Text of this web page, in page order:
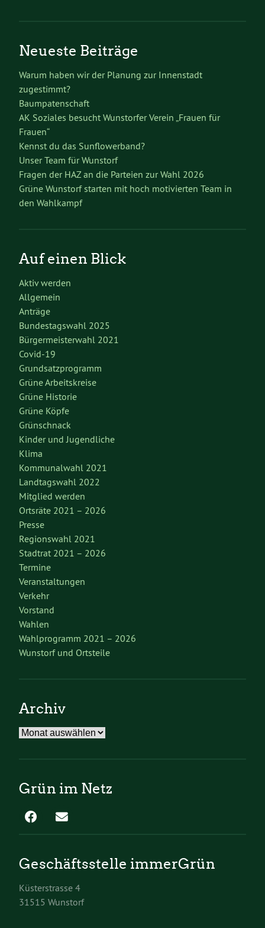
Neueste Beiträge
Warum haben wir der Planung zur Innenstadt
zugestimmt?
Baumpatenschaft
AK Soziales besucht Wunstorfer Verein „Frauen für
Frauen“
Kennst du das Sunflowerband?
Unser Team für Wunstorf
Fragen der HAZ an die Parteien zur Wahl 2026
Grüne Wunstorf starten mit hoch motivierten Team in
den Wahlkampf
Auf einen Blick
Aktiv werden
Allgemein
Anträge
Bundestagswahl 2025
Bürgermeisterwahl 2021
Covid-19
Grundsatzprogramm
Grüne Arbeitskreise
Grüne Historie
Grüne Köpfe
Grünschnack
Kinder und Jugendliche
Klima
Kommunalwahl 2021
Landtagswahl 2022
Mitglied werden
Ortsräte 2021 – 2026
Presse
Regionswahl 2021
Stadtrat 2021 – 2026
Termine
Veranstaltungen
Verkehr
Vorstand
Wahlen
Wahlprogramm 2021 – 2026
Wunstorf und Ortsteile
Archiv
Archiv
Grün im Netz
Geschäftsstelle immerGrün
Küsterstrasse 4
31515 Wunstorf